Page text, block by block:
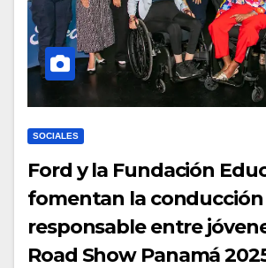
SOCIALES
Ford y la Fundación
fomentan la conducción
responsable entre
Road Show Panamá